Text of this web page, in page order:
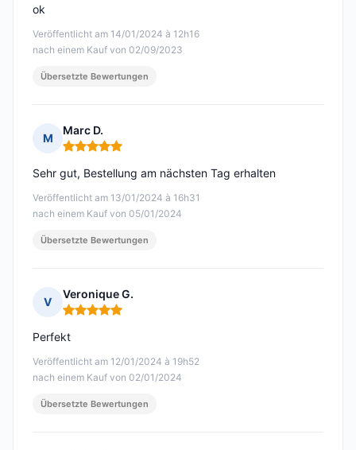
Veröffentlicht am 14/01/2024 à 12h16
nach einem Kauf von 02/09/2023
ok
Übersetzte Bewertungen
M
Marc D.
Hinweis: 5 von 5
Veröffentlicht am 13/01/2024 à 16h31
nach einem Kauf von 05/01/2024
Sehr gut, Bestellung am nächsten Tag erhalten
Übersetzte Bewertungen
V
Veronique G.
Hinweis: 5 von 5
Veröffentlicht am 12/01/2024 à 19h52
nach einem Kauf von 02/01/2024
Perfekt
Übersetzte Bewertungen